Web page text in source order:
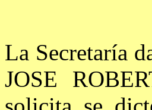
La Secretaría
JOSE